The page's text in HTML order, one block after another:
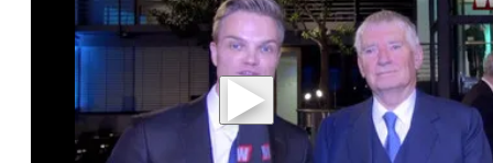
Mit der Wiedergabe dieses Videos werden
Daten an Youtube übertragen.
Hinweise dazu erhalten Sie in derDatenschutzerklärung
Akzeptieren